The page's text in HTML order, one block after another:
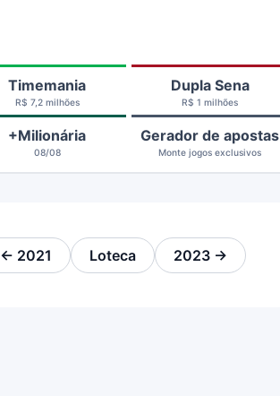
Timemania
R$ 7,2 milhões
Dupla Sena
R$ 1 milhões
+Milionária
08/08
Gerador de apostas
Monte jogos exclusivos
← 2021 Loteca 2023 →